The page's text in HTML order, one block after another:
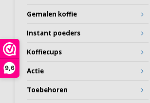
9,6
Gemalen koffie
Instant poeders
Koffiecups
Actie
Toebehoren